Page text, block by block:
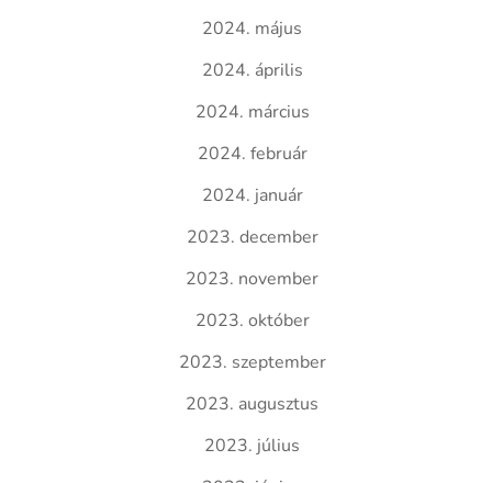
2024. május
2024. április
2024. március
2024. február
2024. január
2023. december
2023. november
2023. október
2023. szeptember
2023. augusztus
2023. július